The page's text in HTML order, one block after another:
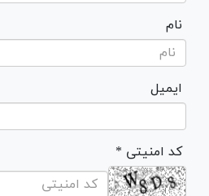
نام
ایمیل
* کد امنیتی